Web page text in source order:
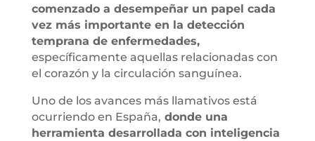
comenzado a desempeñar un papel cada
vez más importante en la detección
temprana de enfermedades,
específicamente aquellas relacionadas con
el corazón y la circulación sanguínea.
Uno de los avances más llamativos está
ocurriendo en España, donde una
herramienta desarrollada con inteligencia